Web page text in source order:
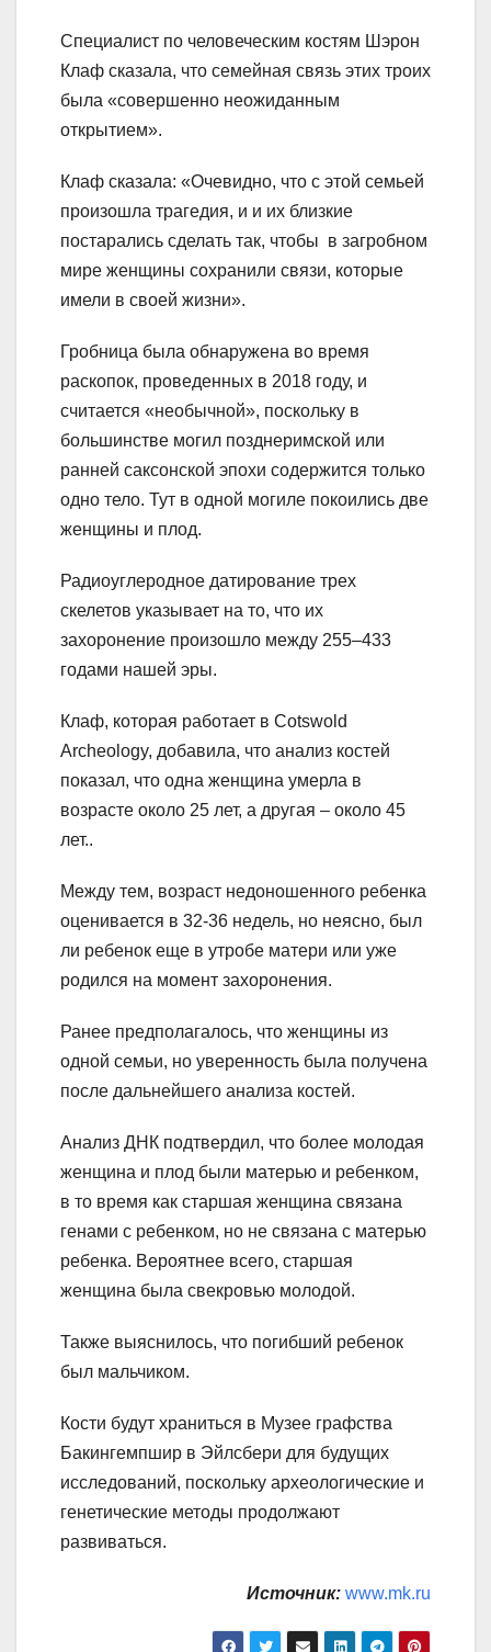
Специалист по человеческим костям Шэрон
Клаф сказала, что семейная связь этих троих
была «совершенно неожиданным
открытием».
Клаф сказала: «Очевидно, что с этой семьей
произошла трагедия, и и их близкие
постарались сделать так, чтобы в загробном
мире женщины сохранили связи, которые
имели в своей жизни».
Гробница была обнаружена во время
раскопок, проведенных в 2018 году, и
считается «необычной», поскольку в
большинстве могил позднеримской или
ранней саксонской эпохи содержится только
одно тело. Тут в одной могиле покоились две
женщины и плод.
Радиоуглеродное датирование трех
скелетов указывает на то, что их
захоронение произошло между 255–433
годами нашей эры.
Клаф, которая работает в Cotswold
Archeology, добавила, что анализ костей
показал, что одна женщина умерла в
возрасте около 25 лет, а другая – около 45
лет..
Между тем, возраст недоношенного ребенка
оценивается в 32-36 недель, но неясно, был
ли ребенок еще в утробе матери или уже
родился на момент захоронения.
Ранее предполагалось, что женщины из
одной семьи, но уверенность была получена
после дальнейшего анализа костей.
Анализ ДНК подтвердил, что более молодая
женщина и плод были матерью и ребенком,
в то время как старшая женщина связана
генами с ребенком, но не связана с матерью
ребенка. Вероятнее всего, старшая
женщина была свекровью молодой.
Также выяснилось, что погибший ребенок
был мальчиком.
Кости будут храниться в Музее графства
Бакингемпшир в Эйлсбери для будущих
исследований, поскольку археологические и
генетические методы продолжают
развиваться.
Источник: www.mk.ru